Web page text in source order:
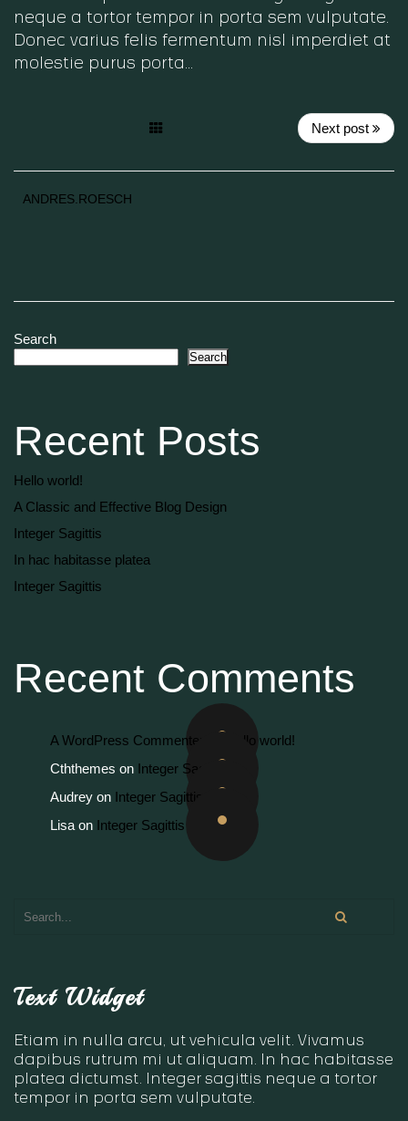
neque a tortor tempor in porta sem vulputate.
Donec varius felis fermentum nisl imperdiet at
molestie purus porta…
Next post
ANDRES.ROESCH
Search
Search
Recent Posts
Hello world!
A Classic and Effective Blog Design
Integer Sagittis
In hac habitasse platea
Integer Sagittis
Recent Comments
A WordPress Commenter
Hello world!
Cththemes on Integer Sagittis
Audrey on Integer Sagittis
Lisa on Integer Sagittis
Text Widget
Etiam in nulla arcu, ut vehicula velit. Vivamus
dapibus rutrum mi ut aliquam. In hac habitasse
platea dictumst. Integer sagittis neque a tortor
tempor in porta sem vulputate.